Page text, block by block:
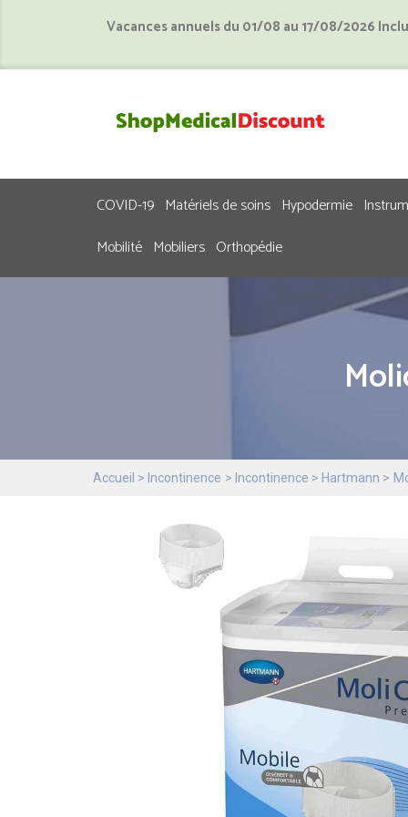
Vacances annuels du 01/08 au 17/08/2026
COVID-19 Matériels de soins Hypodermie
Mobilité Mobiliers Orthopédie
Accueil Incontinence Incontinence Hartmann